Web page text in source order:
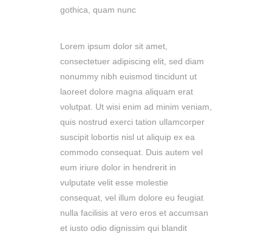
gothica, quam nunc
Lorem ipsum dolor sit amet,
consectetuer adipiscing elit, sed diam
nonummy nibh euismod tincidunt ut
laoreet dolore magna aliquam erat
volutpat. Ut wisi enim ad minim veniam,
quis nostrud exerci tation ullamcorper
suscipit lobortis nisl ut aliquip ex ea
commodo consequat. Duis autem vel
eum iriure dolor in hendrerit in
vulputate velit esse molestie
consequat, vel illum dolore eu feugiat
nulla facilisis at vero eros et accumsan
et iusto odio dignissim qui blandit